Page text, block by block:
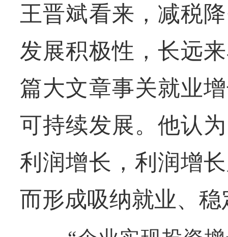
王晋斌看来，减税
发展积极性，长远
篇大文章事关就业
可持续发展。他认
利润增长，利润增
而形成吸纳就业、